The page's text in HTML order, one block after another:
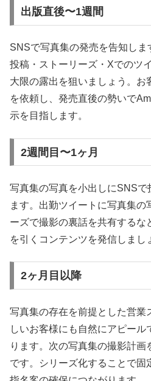
出版直後〜1週間
SNSで写真集の発売を告知しま
投稿・ストーリーズ・Xでのツ
大限の露出を狙いましょう。お
を依頼し、発売直後の勢いで
示を目指します。
2週間目〜1ヶ月
写真集の写真を小出しにSNS
ます。出勤ツイートに写真集の
ーズで撮影の裏話を共有するな
を引くコンテンツを発信しまし
2ヶ月目以降
写真集の存在を前提とした営業
しいお客様にも自然にアピール
ります。次の写真集の撮影計画
です。シリーズ化することで固